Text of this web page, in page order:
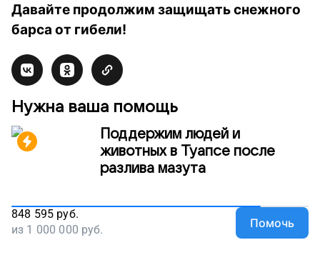
Давайте продолжим защищать снежного
барса от гибели!
Нужна ваша помощь
Поддержим людей и
животных в Туапсе после
разлива мазута
848 595 руб.
из 1 000 000 руб. Помочь